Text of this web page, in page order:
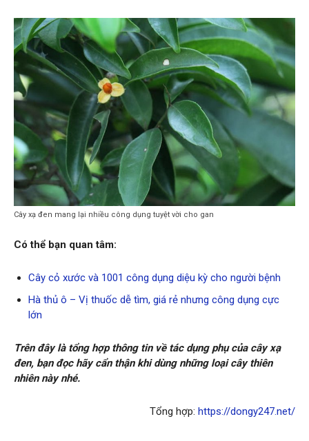
Cây xạ đen mang lại nhiều công dụng tuyệt vời cho gan
Có thể bạn quan tâm:
Cây cỏ xước và 1001 công dụng diệu kỳ cho người bệnh
Hà thủ ô – Vị thuốc dễ tìm, giá rẻ nhưng công dụng cực
lớn
Trên đây là tổng hợp thông tin về tác dụng phụ của cây xạ
đen, bạn đọc hãy cẩn thận khi dùng những loại cây thiên
nhiên này nhé.
Tổng hợp: https://dongy247.net/